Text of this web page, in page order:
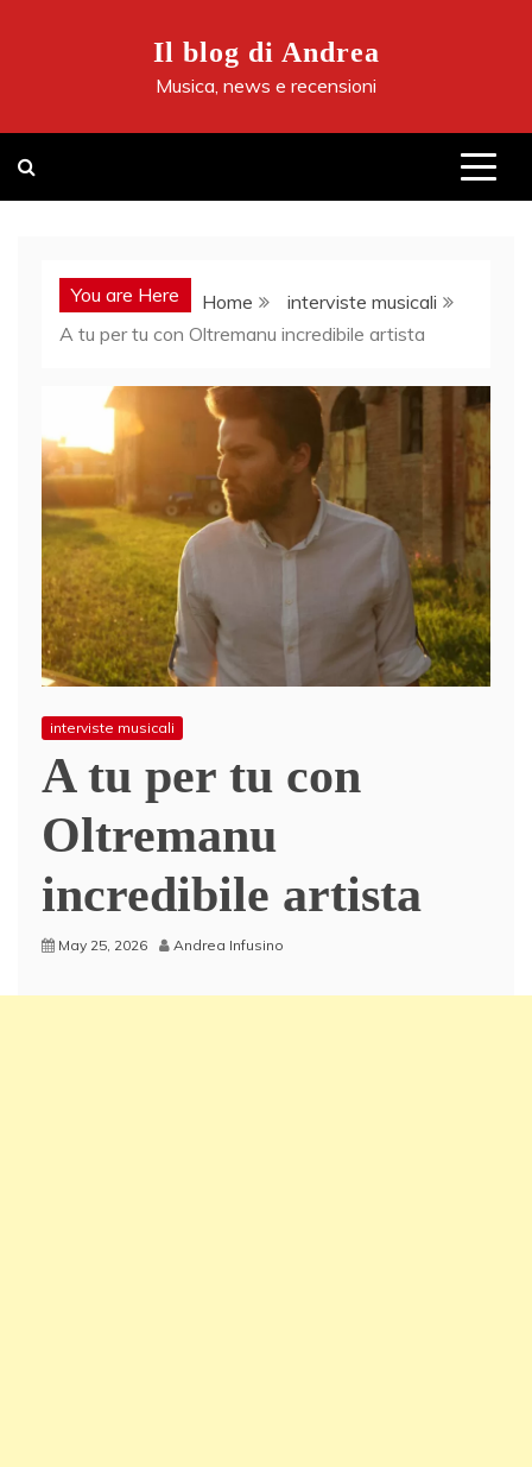
Il blog di Andrea
Musica, news e recensioni
You are Here Home
interviste musicali
A tu per tu con Oltremanu incredibile artista
interviste musicali
A tu per tu con
Oltremanu
incredibile artista
May 25, 2026 Andrea Infusino